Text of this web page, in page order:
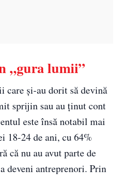
„gura lumii”
care și-au dorit să devină
sprijin sau au ținut cont
este însă notabil mai
18-24 de ani, cu 64%
că nu au avut parte de
deveni antreprenori. Prin